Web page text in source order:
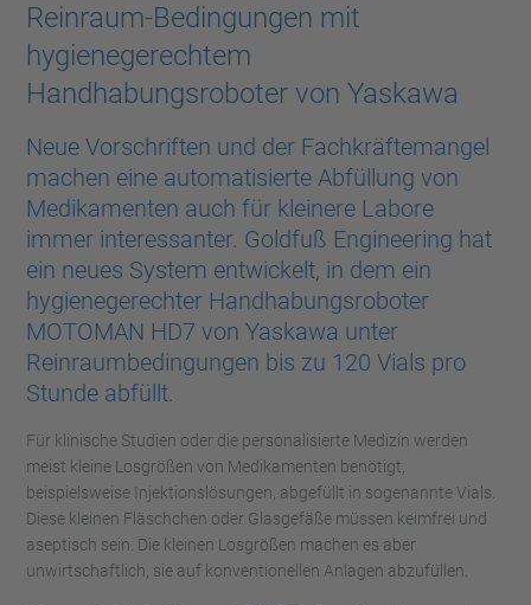
Reinraum-Bedingungen mit
hygienegerechtem
Handhabungsroboter von Yaskawa
Neue Vorschriften und der Fachkräftemangel
machen eine automatisierte Abfüllung von
Medikamenten auch für kleinere Labore
immer interessanter. Goldfuß Engineering hat
ein neues System entwickelt, in dem ein
hygienegerechter Handhabungsroboter
MOTOMAN HD7 von Yaskawa unter
Reinraumbedingungen bis zu 120 Vials pro
Stunde abfüllt.
Für klinische Studien oder die personalisierte Medizin werden
meist kleine Losgrößen von Medikamenten benötigt,
beispielsweise Injektionslösungen, abgefüllt in sogenannte Vials.
Diese kleinen Fläschchen oder Glasgefäße müssen keimfrei und
aseptisch sein. Die kleinen Losgrößen machen es aber
unwirtschaftlich, sie auf konventionellen Anlagen abzufüllen.